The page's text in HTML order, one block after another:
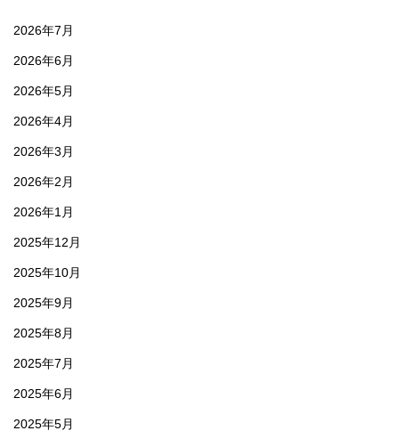
2026年7月
2026年6月
2026年5月
2026年4月
2026年3月
2026年2月
2026年1月
2025年12月
2025年10月
2025年9月
2025年8月
2025年7月
2025年6月
2025年5月